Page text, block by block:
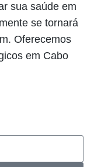
sua saúde em
se tornará
Oferecemos
em Cabo